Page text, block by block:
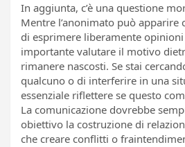
In aggiunta, c’è una questione
Mentre l’anonimato può apparire
di esprimere liberamente
importante valutare il motivo
rimanere nascosti. Se stai
qualcuno o di interferire in una
essenziale riflettere se questo
La comunicazione dovrebbe
obiettivo la costruzione di
che creare conflitti o